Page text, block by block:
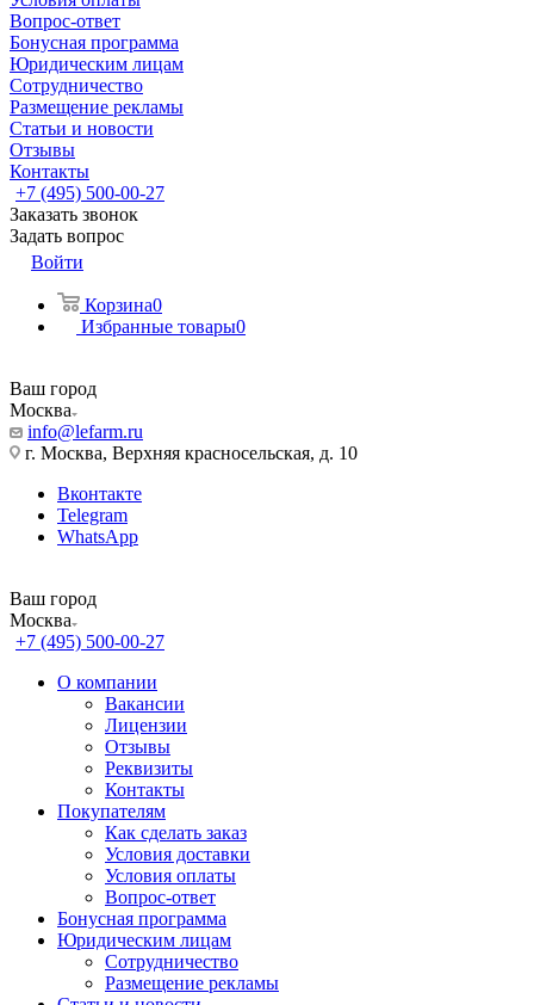
Вопрос-ответ
Бонусная программа
Юридическим лицам
Сотрудничество
Размещение рекламы
Статьи и новости
Отзывы
Контакты
+7 (495) 500-00-27
Заказать звонок
Задать вопрос
Войти
Корзина0
Избранные товары0
Ваш город
Москва
info@lefarm.ru
г. Москва, Верхняя красносельская, д. 10
Вконтакте
Telegram
WhatsApp
Ваш город
Москва
+7 (495) 500-00-27
О компании
Вакансии
Лицензии
Отзывы
Реквизиты
Контакты
Покупателям
Как сделать заказ
Условия доставки
Условия оплаты
Вопрос-ответ
Бонусная программа
Юридическим лицам
Сотрудничество
Размещение рекламы